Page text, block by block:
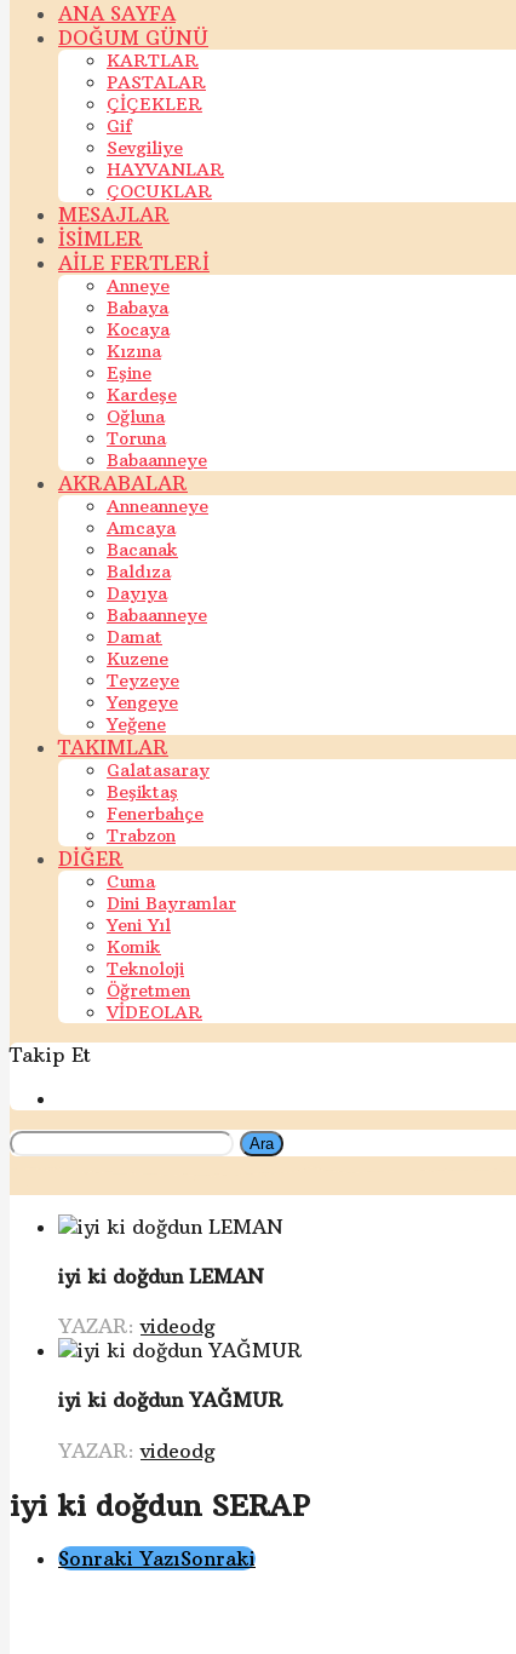
ANA SAYFA
DOĞUM GÜNÜ
KARTLAR
PASTALAR
ÇİÇEKLER
Gif
Sevgiliye
HAYVANLAR
ÇOCUKLAR
MESAJLAR
İSİMLER
AİLE FERTLERİ
Anneye
Babaya
Kocaya
Kızına
Eşine
Kardeşe
Oğluna
Toruna
Babaanneye
AKRABALAR
Anneanneye
Amcaya
Bacanak
Baldıza
Dayıya
Babaanneye
Damat
Kuzene
Teyzeye
Yengeye
Yeğene
TAKIMLAR
Galatasaray
Beşiktaş
Fenerbahçe
Trabzon
DİĞER
Cuma
Dini Bayramlar
Yeni Yıl
Komik
Teknoloji
Öğretmen
VİDEOLAR
Takip Et
Ara
iyi ki doğdun LEMAN
YAZAR: videodg
iyi ki doğdun YAĞMUR
YAZAR: videodg
iyi ki doğdun SERAP
Gönderi
Sonraki YazıSonraki